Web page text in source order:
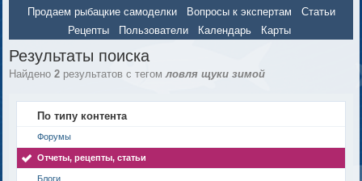
Продаем рыбацкие самоделки
Вопросы к экспертам
Статьи
Рецепты
Пользователи Календарь Карты
Результаты поиска
Найдено2 результатов с тегомловля щуки зимой
По типу контента
Форумы
Отчеты, рецепты, статьи
Блоги